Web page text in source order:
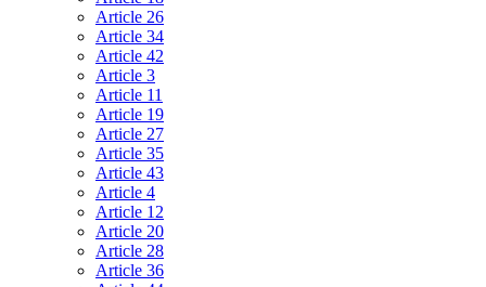
Article 26
Article 34
Article 42
Article 3
Article 11
Article 19
Article 27
Article 35
Article 43
Article 4
Article 12
Article 20
Article 28
Article 36